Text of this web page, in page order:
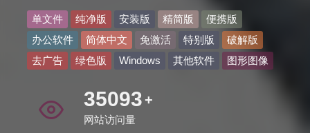
单文件 纯净版 安装版 精简版
便携版
办公软件
简体中文 免激活 特别版
破解版
去广告
绿色版 Windows 其他软件 图形图像
42663 +
网站访问量